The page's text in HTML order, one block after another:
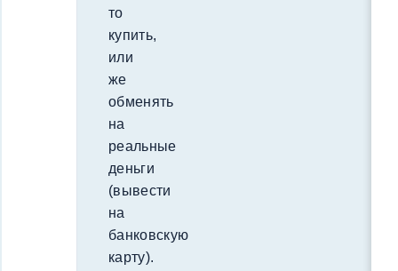
то
купить,
или
же
обменять
на
реальные
деньги
(вывести
на
банковскую
карту).